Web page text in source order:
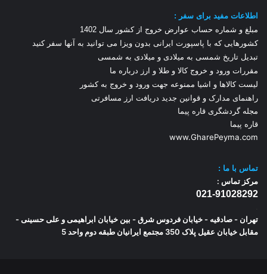
اطلاعات مفید برای سفر :
مبلغ و شماره حساب عوارض خروج از کشور سال 1 402
کشورهایی که با پاسپورت ایرانی بدون ویزا می توانید به آنها سفر کنید
تبدیل تاریخ شمسی به میلادی و میلادی به شمسی
مقررات ورود و خروج کالا و طلا و ارز درباره ما
لیست کالاها و اشیا ممنوعه جهت ورود و خروج به کشور
راهنمای مدارک و قوانین جدید دریافت ارز مسافرتی
مجله گردشگری قاره پیما
قاره پیما
www.GharePeyma.com
تماس با ما :
مرکز تماس :
021-91028292
تهران - صادقیه - خیابان فردوس شرق - بین خیابان ابراهیمی و علی حسینی -
مقابل خیابان عقیل پلاک 350 مجتمع ایرانیان طبقه دوم واحد 5